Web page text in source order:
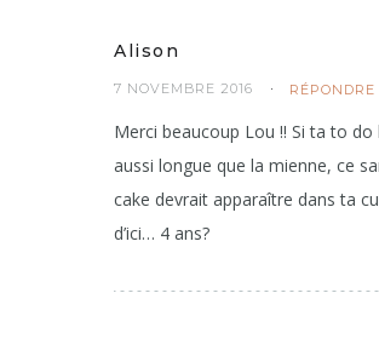
Alison
7 NOVEMBRE 2016 RÉPONDRE
Merci beaucoup Lou !! Si ta to do
aussi longue que la mienne, ce
cake devrait apparaître dans ta
d’ici… 4 ans?